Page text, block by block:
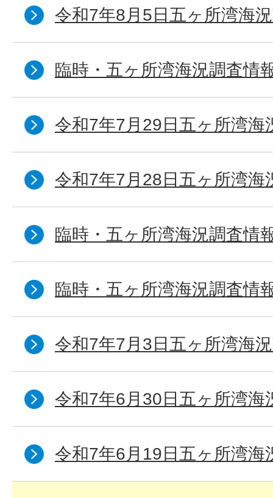
令和7年8月5日五ヶ所湾海
臨時・五ヶ所湾海況調査情
令和7年7月29日五ヶ所湾海
令和7年7月28日五ヶ所湾海
臨時・五ヶ所湾海況調査情
臨時・五ヶ所湾海況調査情
令和7年7月3日五ヶ所湾海
令和7年6月30日五ヶ所湾海
令和7年6月19日五ヶ所湾海